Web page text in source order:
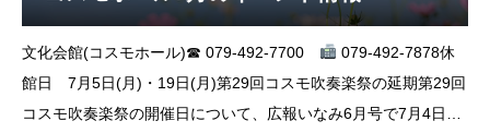
文化会館(コスモホール)☎ 079-492-7700
079-492-7878休
館日 7月5日(月)・19日(月)第29回コスモ吹奏楽祭の延期第29回
コスモ吹奏楽祭の開催日について、広報いなみ6月号で7月4日